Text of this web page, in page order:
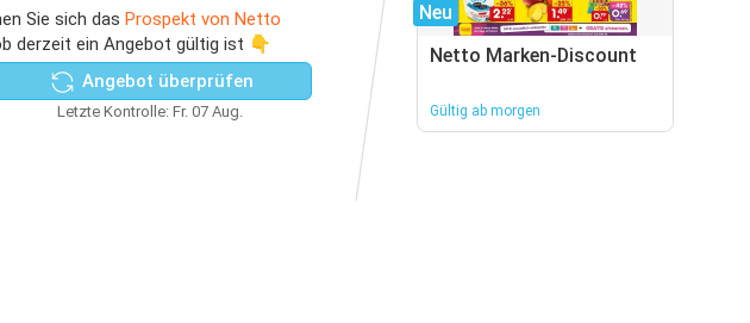
Sie sich das Prospekt von Netto
derzeit ein Angebot gültig ist 👇
Angebot überprüfen
Letzte Kontrolle: Fr. 07 Aug.
Neu
Netto Marken-Discount
Gültig ab morgen